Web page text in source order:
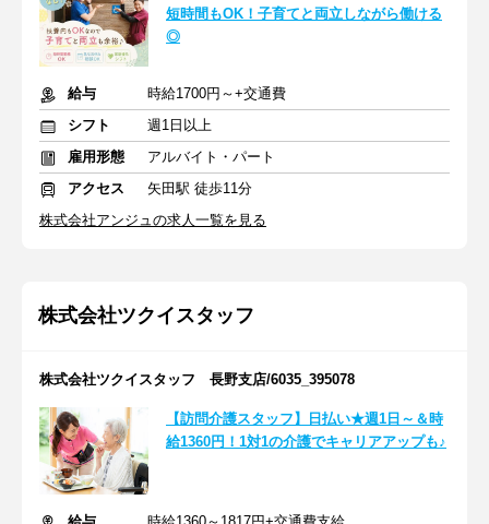
短時間もOK！子育てと両立しながら働ける
◎
給与
時給1700円～+交通費
シフト
週1日以上
雇用形態
アルバイト・パート
アクセス
矢田駅 徒歩11分
株式会社アンジュの求人一覧を見る
株式会社ツクイスタッフ
株式会社ツクイスタッフ 長野支店/6035_395078
【訪問介護スタッフ】日払い★週1日～＆時
給1360円！1対1の介護でキャリアアップも♪